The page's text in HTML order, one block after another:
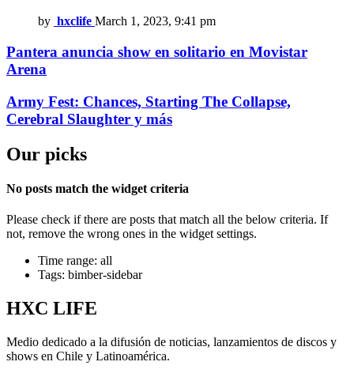
by hxclife March 1, 2023, 9:41 pm
Pantera anuncia show en solitario en Movistar
Arena
Army Fest: Chances, Starting The Collapse,
Cerebral Slaughter y más
Our picks
No posts match the widget criteria
Please check if there are posts that match all the below criteria. If
not, remove the wrong ones in the widget settings.
Time range: all
Tags: bimber-sidebar
HXC LIFE
Medio dedicado a la difusión de noticias, lanzamientos de discos y
shows en Chile y Latinoamérica.